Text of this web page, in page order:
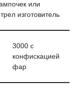
или
изготовитель
3000 с
конфискацией
фар